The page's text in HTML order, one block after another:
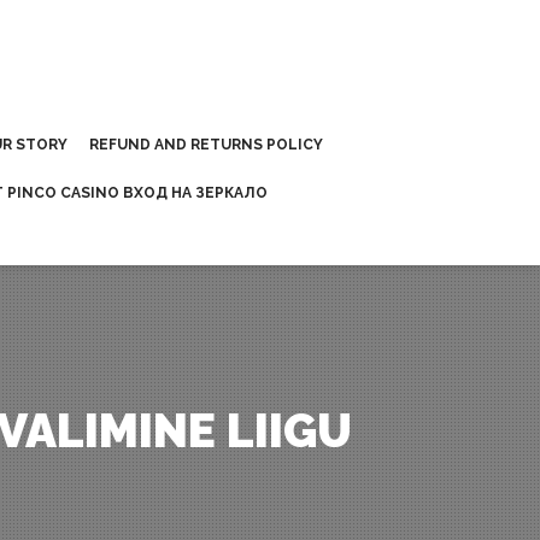
STORY REFUND AND RETURNS POLICY
CASINO ВХОД НА ЗЕРКАЛО
LIIGU